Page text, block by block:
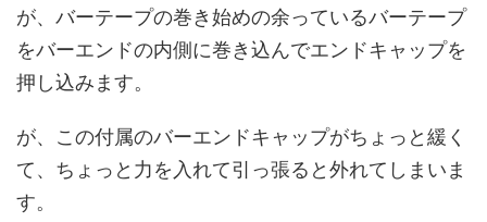
が、バーテープの巻き始めの余っているバーテープ
をバーエンドの内側に巻き込んでエンドキャップを
押し込みます。
が、この付属のバーエンドキャップがちょっと緩く
て、ちょっと力を入れて引っ張ると外れてしまいま
す。